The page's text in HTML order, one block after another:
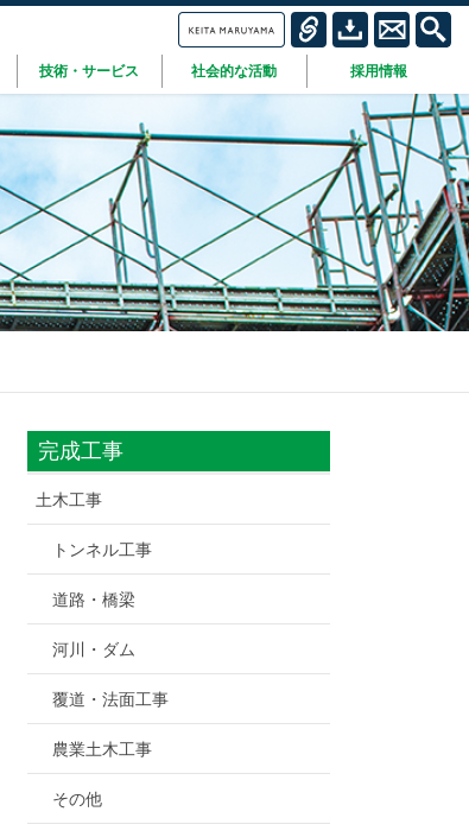
技術・サービス 社会的な活動 採用情報
完成工事
土木工事
トンネル工事
道路・橋梁
河川・ダム
覆道・法面工事
農業土木工事
その他